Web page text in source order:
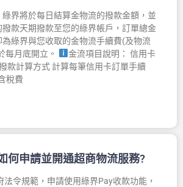
界將於每日結算金物流的撥款金額，並
款天期撥款至您的綠界帳戶，訂單總金
綠界與您收取的金物流手續費(及物流
每月底開立。
金流項目說明： 信用卡
款計算方式 計算每筆信用卡訂單手續
稅費
何申請並開通超商物流服務?
法令規範，申請使用綠界Pay收款功能，